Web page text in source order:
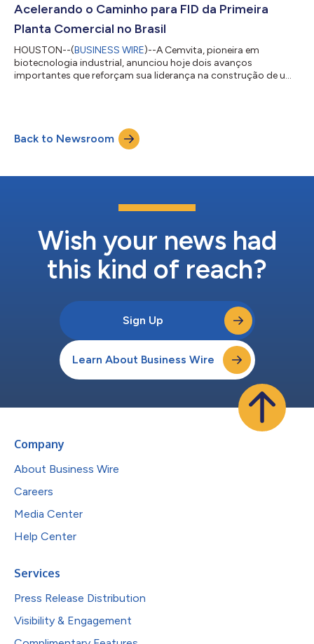
Acelerando o Caminho para FID da Primeira
Planta Comercial no Brasil
HOUSTON--(BUSINESS WIRE)--A Cemvita, pioneira em
biotecnologia industrial, anunciou hoje dois avanços
importantes que reforçam sua liderança na construção de uma
FermOil™, atingindo esse marco de desempenho pelo menos
seis meses antes do previsto. Essa melhoria — alcançada
utilizando glicerol bruto proveniente de indústrias de biodiesel...
Back to Newsroom
Wish your news had
this kind of reach?
Sign Up
Learn About Business Wire
Company
About Business Wire
Careers
Media Center
Help Center
Services
Press Release Distribution
Visibility & Engagement